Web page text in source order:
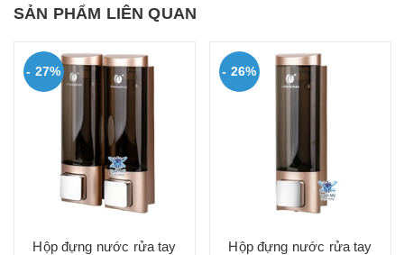
SẢN PHẨM LIÊN QUAN
- 27%
Hộp đựng nước rửa tay
- 26%
Hộp đựng nước rửa tay